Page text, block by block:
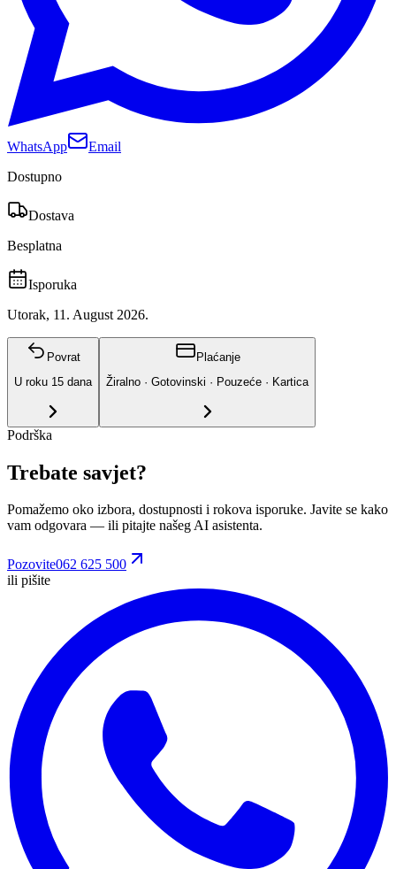
WhatsApp
Email
Dostupno
Dostava
Besplatna
Isporuka
Utorak, 11. August 2026.
Povrat
U roku 15 dana
Plaćanje
Žiralno · Gotovinski · Pouzeće · Kartica
Podrška
Trebate savjet?
Pomažemo oko izbora, dostupnosti i rokova isporuke. Javite se kako
vam odgovara — ili pitajte našeg AI asistenta.
Pozovite062 625 500
ili pišite